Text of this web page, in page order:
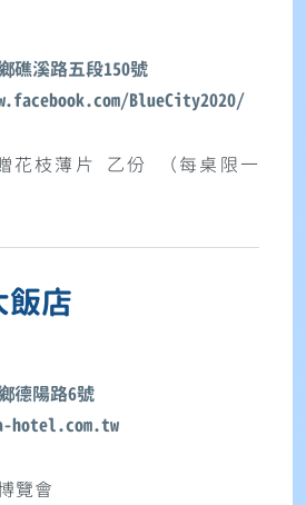
礁溪路五段150號
BlueCity2020/
花枝薄片 乙份 （每桌限一
飯店
德陽路6號
hotel.com.tw
覽會